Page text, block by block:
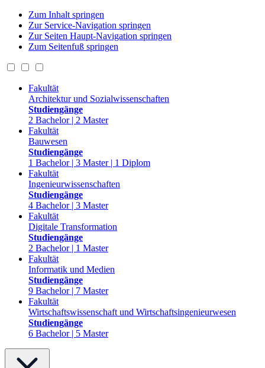
Zum Inhalt springen
Zur Service-Navigation springen
Zur Seiten Haupt-Navigation springen
Zum Seitenfuß springen
Fakultät
Architektur und Sozialwissenschaften
Studiengänge
2 Bachelor | 2 Master
Fakultät
Bauwesen
Studiengänge
1 Bachelor | 3 Master | 1 Diplom
Fakultät
Ingenieurwissenschaften
Studiengänge
4 Bachelor | 3 Master
Fakultät
Digitale Transformation
Studiengänge
2 Bachelor | 1 Master
Fakultät
Informatik und Medien
Studiengänge
9 Bachelor | 7 Master
Fakultät
Wirtschaftswissenschaft und Wirtschaftsingenieurwesen
Studiengänge
6 Bachelor | 5 Master